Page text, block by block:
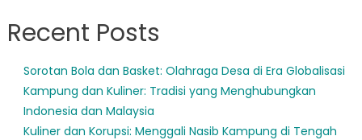
Recent Posts
Sorotan Bola dan Basket: Olahraga Desa di Era Globalisasi
Kampung dan Kuliner: Tradisi yang Menghubungkan
Indonesia dan Malaysia
Kuliner dan Korupsi: Menggali Nasib Kampung di Tengah